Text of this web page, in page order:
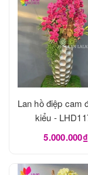
Lan hồ điệp cam
kiểu -
5.000.000₫